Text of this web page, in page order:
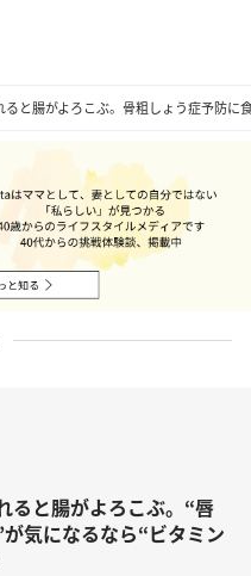
ると腸がよろこぶ。骨粗しょう症予防
ると腸がよろこぶ。“唇
気になるなら“ビタミン